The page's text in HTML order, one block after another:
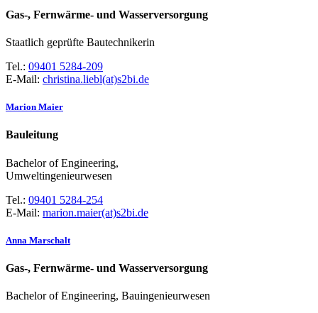
Gas-, Fernwärme- und Wasserversorgung
Staatlich geprüfte Bautechnikerin
Tel.: 09401 5284-209
E-Mail: christina.liebl(at)s2bi.de
Marion Maier
Bauleitung
Bachelor of Engineering,
Umweltingenieurwesen
Tel.: 09401 5284-254
E-Mail: marion.maier(at)s2bi.de
Anna Marschalt
Gas-, Fernwärme- und Wasserversorgung
Bachelor of Engineering, Bauingenieurwesen